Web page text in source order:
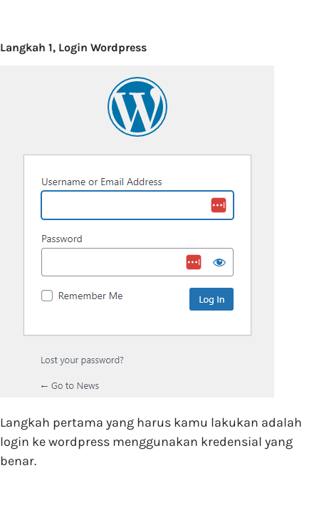
Langkah 1, Login Wordpress
Langkah pertama yang harus kamu lakukan adalah
login ke wordpress menggunakan kredensial yang
benar.